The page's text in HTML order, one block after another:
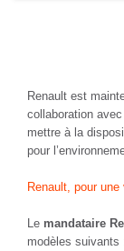
Renault est
collaboration
mettre à la
pour
Renault, pour
Le mandataire
modèles suivants